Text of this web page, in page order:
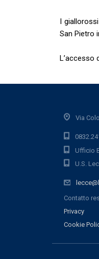
I
San Pietro
L’accesso
Via
Ufficio
U.S.
Contatto
Privacy
Cookie